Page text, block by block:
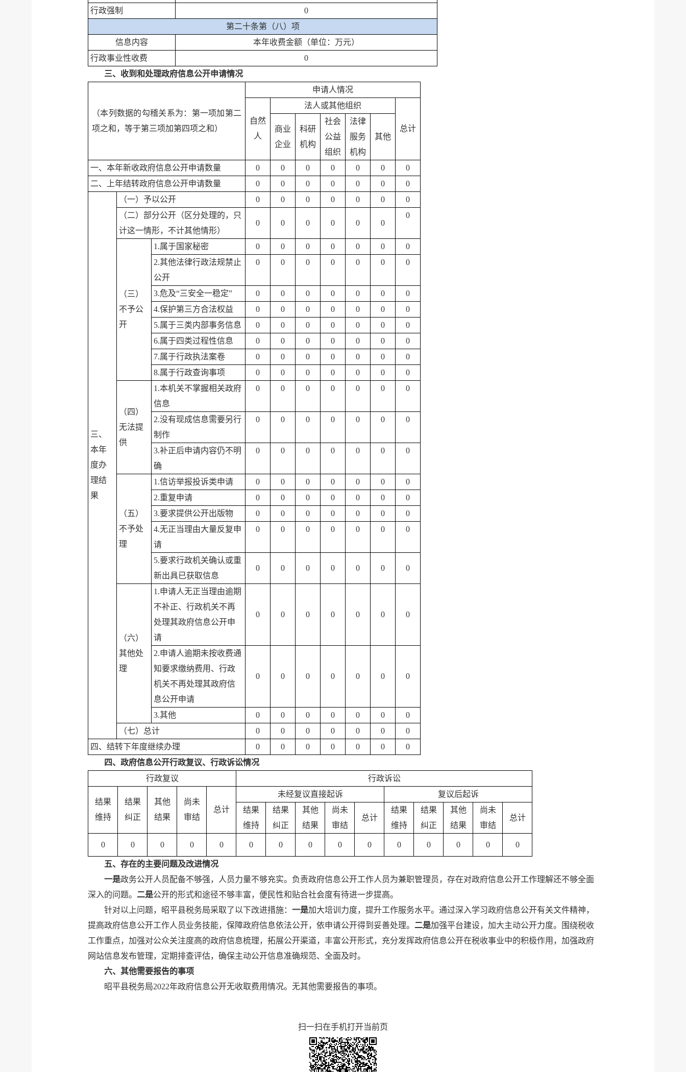
行政强制
0
第二十条第（八）项
信息内容
本年收费金额（单位：万元）
行政事业性收费
0
三、收到和处理政府信息公开申请情况
（本列数据的勾稽关系为：第一项加第二
项之和，等于第三项加第四项之和）
申请人情况
自然
人
法人或其他组织
总计
商业
企业
科研
机构
社会
公益
组织
法律
服务
机构
其他
一、本年新收政府信息公开申请数量 0 0 0 0 0 0
0
二、上年结转政府信息公开申请数量
0 0 0 0 0 0 0
三、
本年
度办
理结
果
（一）予以公开 0 0 0 0 0 0
0
（二）部分公开 （区分处理的，只
计这一情形，不计其他情形）
0 0 0 0 0 0
0
（三）
不予公
开
1.属于国家秘密 0 0 0 0 0 0
0
2.其他法律行政法规禁止
公开
0 0 0 0 0 0 0
3.危及“三安全一稳定” 0 0 0 0 0 0
0
4.保护第三方合法权益
0 0 0 0 0 0
0
5.属于三类内部事务信息
0 0 0 0 0 0
0
6.属于四类过程性信息
0 0 0 0 0 0
0
7.属于行政执法案卷
0 0 0 0 0 0
0
8.属于行政查询事项
0 0 0 0 0 0 0
（四）
无法提
供
1.本机关不掌握相关政府
信息
0 0 0 0 0 0 0
2.没有现成信息需要另行
制作
0 0 0 0 0 0 0
3.补正后申请内容仍不明
确
0 0 0 0 0 0 0
（五）
不予处
理
1.信访举报投诉类申请 0 0 0 0 0 0
0
2.重复申请
0 0 0 0 0 0
0
3.要求提供公开出版物
0 0 0 0 0 0
0
4.无正当理由大量反复申
请
0 0 0 0 0 0 0
5.要求行政机关确认或重
新出具已获取信息
0 0 0 0 0 0 0
（六）
其他处
理
1.申请人无正当理由逾期
不补正、行政机关不再
处理其政府信息公开申
请
0 0 0 0 0 0 0
2.申请人逾期未按收费通
知要求缴纳费用、行政
机关不再处理其政府信
息公开申请
0 0 0 0 0 0 0
3.其他 0 0 0 0 0 0
0
（七）总计
0 0 0 0 0 0
0
四、结转下年度继续办理
0 0 0 0 0 0
0
四、政府信息公开行政复议、行政诉讼情况
行政复议
行政诉讼
结果
维持
结果
纠正
其他
结果
尚未
审结
总计
未经复议直接起诉
复议后起诉
结果
维持
结果
纠正
其他
结果
尚未
审结
总计
结果
维持
结果
纠正
其他
结果
尚未
审结
总计
0 0 0 0 0 0 0 0 0 0 0 0 0 0 0
五、 存在的主要问题及改进情况
一是政务公开人员配备不够强，人员力量不够充实。 负责政府信息公开工作人员为兼职管理员， 存在对政府信息公开工作理解还不够全面
深入的问题。 二是公开的形式和途径不够丰富，便民性和贴合社会度有待进一步提高。
针对以上问题，
昭平县税务局采取了以下改进措施： 一是加大培训力度，提升工作服务水平。 通过深入学习政府信息公开有关文件精神，
提高政府信息公开工作人员业务技能，保障政府信息依法公开，依申请公开得到妥善处理。 二是加强平台建设，加大主动公开力度。围绕税收
工作重点，加强对公众关注度高的政府信息梳理，拓展公开渠道，丰富公开形式，充分发挥政府信息公开在税收事业中的积极作用，加强政府
网站信息发布管理，定期排查评估，确保主动公开信息准确规范、全面及时。
六、其他需要报告的事项
昭平县税务局2022年政府信息公开无收取费用情况。无其他需要报告的事项。
扫一扫在手机打开当前页